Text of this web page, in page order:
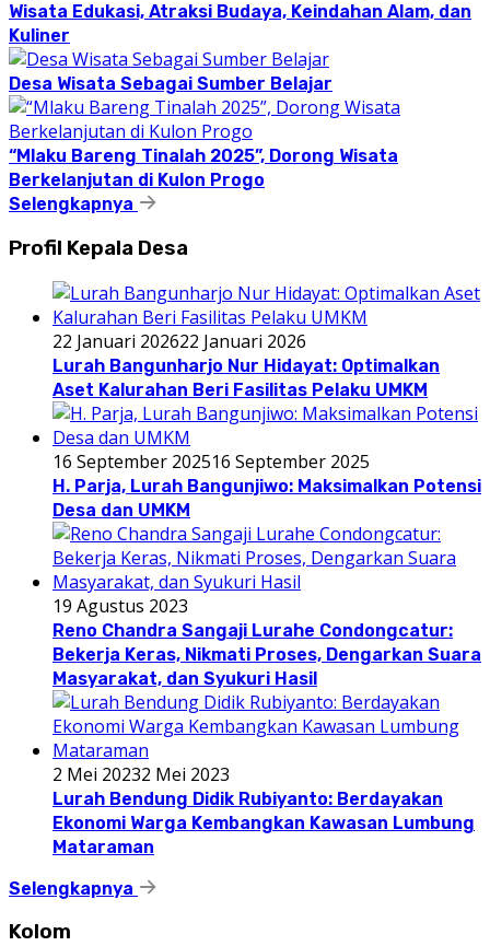
Wisata Edukasi, Atraksi Budaya, Keindahan Alam, dan
Kuliner
Desa Wisata Sebagai Sumber Belajar
“Mlaku Bareng Tinalah 2025”, Dorong Wisata
Berkelanjutan di Kulon Progo
Selengkapnya
Profil Kepala Desa
22 Januari 202622 Januari 2026
Lurah Bangunharjo Nur Hidayat: Optimalkan
Aset Kalurahan Beri Fasilitas Pelaku UMKM
16 September 202516 September 2025
H. Parja, Lurah Bangunjiwo: Maksimalkan Potensi
Desa dan UMKM
19 Agustus 2023
Reno Chandra Sangaji Lurahe Condongcatur:
Bekerja Keras, Nikmati Proses, Dengarkan Suara
Masyarakat, dan Syukuri Hasil
2 Mei 20232 Mei 2023
Lurah Bendung Didik Rubiyanto: Berdayakan
Ekonomi Warga Kembangkan Kawasan Lumbung
Mataraman
Selengkapnya
Kolom